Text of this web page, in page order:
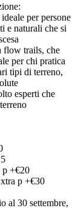
per persone
e naturali che si
flow trails, che
per chi pratica
tipi di terreno,
esperti che
p +€20
p +€30
al 30 settembre,